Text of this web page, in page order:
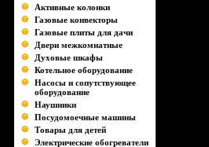
Активные колонки
Газовые конвекторы
Газовые плиты для дачи
Двери межкомнатные
Духовые шкафы
Котельное оборудование
Насосы и сопутствующее
оборудование
Наушники
Посудомоечные машины
Товары для детей
Электрические обогреватели